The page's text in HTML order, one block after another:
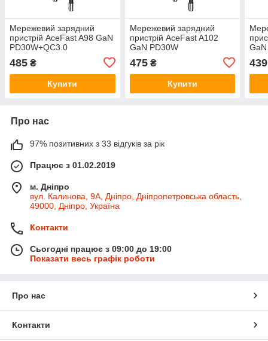
Мережевий зарядний
пристрій AceFast A98 GaN
PD30W+QC3.0
485 ₴
Купити
Мережевий зарядний
пристрій AceFast A102
GaN PD30W
475₴
Купити
439
Про нас
97% позитивних з 33 відгуків за рік
Працює з 01.02.2019
м. Дніпро
вул. Калинова, 9А, Дніпро, Дніпропетровська область,
49000, Дніпро, Україна
Контакти
Сьогодні працює з 09:00 до 19:00
Показати весь графік роботи
Про нас
Контакти